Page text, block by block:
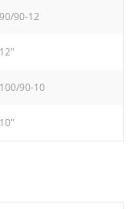
90/90-12
12"
100/90-10
10"